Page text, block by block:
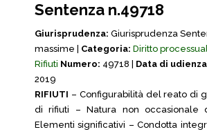
Sentenza n.49718
Giurisprudenza: Giurisprudenza
massime | Categoria: Diritto
Rifiuti Numero: 49718 | Data di
2019
RIFIUTI – Configurabilità del reato di
di rifiuti – Natura non occasionale
Elementi significativi – Condotta